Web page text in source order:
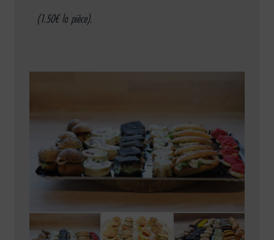
(1.50€ la pièce).